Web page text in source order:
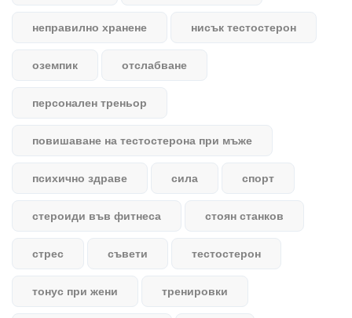
неправилно хранене нисък тестостерон
оземпик отслабване
персонален треньор
повишаване на тестостерона при мъже
психично здраве сила спорт
стероиди във фитнеса стоян станков
стрес съвети тестостерон
тонус при жени тренировки